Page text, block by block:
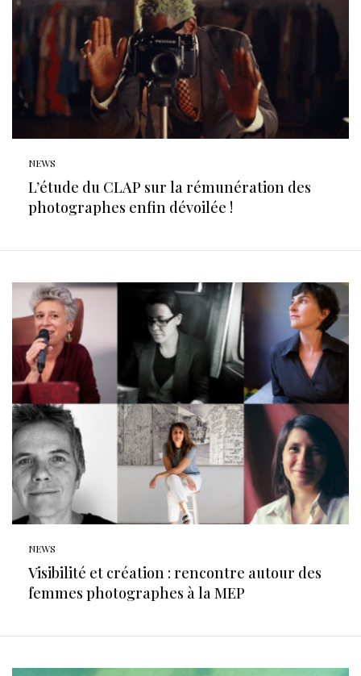
NEWS
L’étude du CLAP sur la rémunération des
photographes enfin dévoilée !
NEWS
Visibilité et création : rencontre autour des
femmes photographes à la MEP